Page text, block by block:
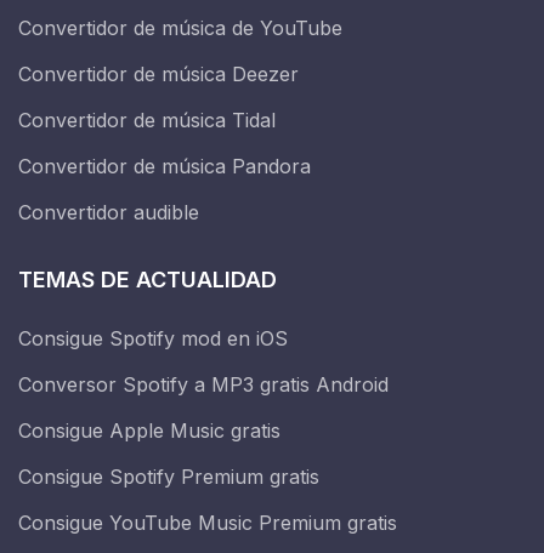
Convertidor de música de YouTube
Convertidor de música Deezer
Convertidor de música Tidal
Convertidor de música Pandora
Convertidor audible
TEMAS DE ACTUALIDAD
Consigue Spotify mod en iOS
Conversor Spotify a MP3 gratis Android
Consigue Apple Music gratis
Consigue Spotify Premium gratis
Consigue YouTube Music Premium gratis